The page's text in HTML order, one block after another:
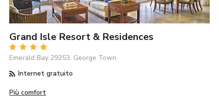
Grand Isle Resort & Residences
Emerald Bay 29253, George Town
Internet gratuito
Più comfort